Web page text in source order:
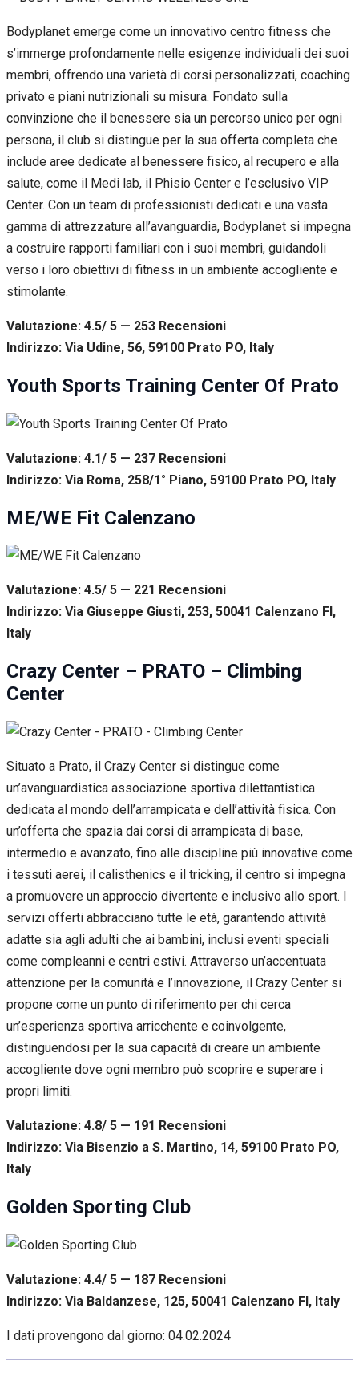
Bodyplanet emerge come un innovativo centro fitness che
s’immerge profondamente nelle esigenze individuali dei suoi
membri, offrendo una varietà di corsi personalizzati, coaching
privato e piani nutrizionali su misura. Fondato sulla
convinzione che il benessere sia un percorso unico per ogni
persona, il club si distingue per la sua offerta completa che
include aree dedicate al benessere fisico, al recupero e alla
salute, come il Medi lab, il Phisio Center e l’esclusivo VIP
Center. Con un team di professionisti dedicati e una vasta
gamma di attrezzature all’avanguardia, Bodyplanet si impegna
a costruire rapporti familiari con i suoi membri, guidandoli
verso i loro obiettivi di fitness in un ambiente accogliente e
stimolante.
Valutazione: 4.5/ 5 — 253 Recensioni
Indirizzo: Via Udine, 56, 59100 Prato PO, Italy
Youth Sports Training Center Of Prato
Valutazione: 4.1/ 5 — 237 Recensioni
Indirizzo: Via Roma, 258/1° Piano, 59100 Prato PO, Italy
ME/WE Fit Calenzano
Valutazione: 4.5/ 5 — 221 Recensioni
Indirizzo: Via Giuseppe Giusti, 253, 50041 Calenzano FI,
Italy
Crazy Center – PRATO – Climbing
Center
Situato a Prato, il Crazy Center si distingue come
un’avanguardistica associazione sportiva dilettantistica
dedicata al mondo dell’arrampicata e dell’attività fisica. Con
un’offerta che spazia dai corsi di arrampicata di base,
intermedio e avanzato, fino alle discipline più innovative come
i tessuti aerei, il calisthenics e il tricking, il centro si impegna
a promuovere un approccio divertente e inclusivo allo sport. I
servizi offerti abbracciano tutte le età, garantendo attività
adatte sia agli adulti che ai bambini, inclusi eventi speciali
come compleanni e centri estivi. Attraverso un’accentuata
attenzione per la comunità e l’innovazione, il Crazy Center si
propone come un punto di riferimento per chi cerca
un’esperienza sportiva arricchente e coinvolgente,
distinguendosi per la sua capacità di creare un ambiente
accogliente dove ogni membro può scoprire e superare i
propri limiti.
Valutazione: 4.8/ 5 — 191 Recensioni
Indirizzo: Via Bisenzio a S. Martino, 14, 59100 Prato PO,
Italy
Golden Sporting Club
Valutazione: 4.4/ 5 — 187 Recensioni
Indirizzo: Via Baldanzese, 125, 50041 Calenzano FI, Italy
I dati provengono dal giorno: 04.02.2024